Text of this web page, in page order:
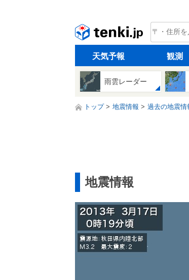
tenki.jp
天気予報 観測
雨雲レーダー
トップ 地震情報 過去の地震情
地震情報